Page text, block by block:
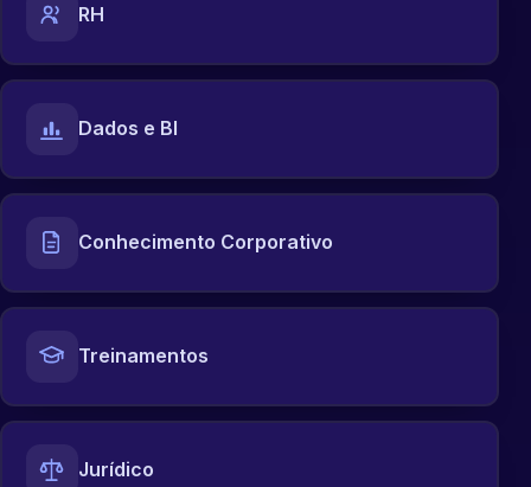
RH
Dados e BI
Conhecimento Corporativo
Treinamentos
Jurídico